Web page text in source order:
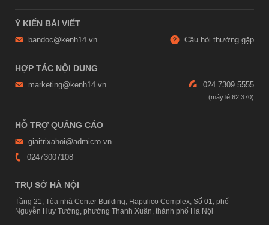
Ý KIẾN BÀI VIẾT
bandoc@kenh14.vn Câu hỏi thường gặp
HỢP TÁC NỘI DUNG
marketing@kenh14.vn 024 7309 5555
HỖ TRỢ QUẢNG CÁO
giaitrixahoi@admicro.vn
02473007108
TRỤ SỞ HÀ NỘI
Tầng 21, Tòa nhà Center Building, Hapulico Complex, Số 01, phố
Nguyễn Huy Tưởng, phường Thanh Xuân, thành phố Hà Nội